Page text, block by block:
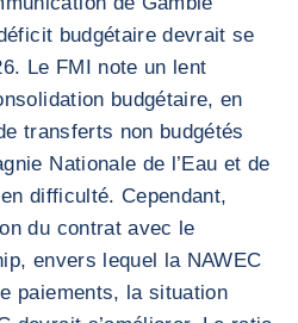
budgétaire devrait se
Le FMI note un lent
budgétaire, en
transferts non budgétés
Nationale de l’Eau et de
difficulté. Cependant,
du contrat avec le
envers lequel la NAWEC
paiements, la situation